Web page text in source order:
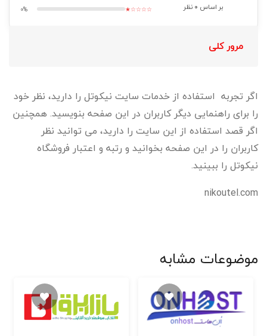
بر اساس 0 نظر
★☆☆☆☆
0%
مرور کلی
اگر تجربه استفاده از خدمات سایت نیکوتل را دارید، نظر خود
را برای راهنمایی دیگر کاربران در این صفحه بنویسید. همچنین
اگر قصد استفاده از این سایت را دارید، می توانید نظر
کاربران را در این صفحه بخوانید و رتبه و اعتبار فروشگاه
نیکوتل را ببینید.
nikoutel.com
موضوعات مشابه